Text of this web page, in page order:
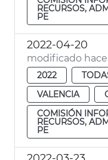
RECURSOS,
PE
2022-04-20
modificado
2022
VALENCIA
COMISIÓN
RECURSOS,
PE